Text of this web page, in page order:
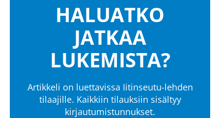
HALUATKO
JATKAA
LUKEMISTA?
Artikkeli on luettavissa Iitinseutu-lehden
tilaajille. Kaikkiin tilauksiin sisältyy
kirjautumistunnukset.